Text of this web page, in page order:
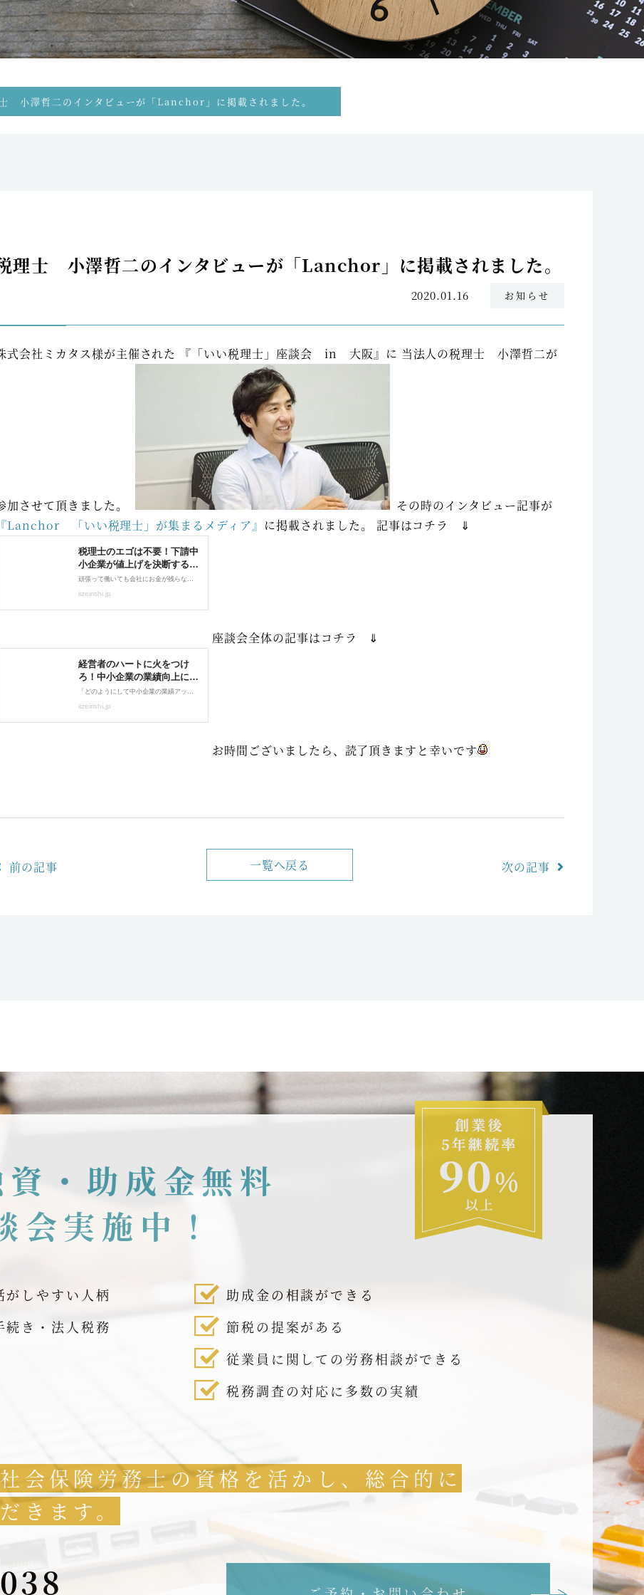
小澤哲二のインタビューが「Lanchor」に掲載されました。
理士 小澤哲二のインタビューが「Lanchor」に掲載されました。
2020.01.16 お知らせ
式会社ミカタス様が主催された 『「いい税理士」座談会 in 大阪』に 当法人の税理士 小澤哲二が
加させて頂きました。
その時のインタビュー記事が
『Lanchor 「いい税理士」が集まるメディア』 に掲載されました。 記事はコチラ ⇓
座談会全体の記事はコチラ ⇓
お時間ございましたら、読了頂きますと幸いです
前の記事 一覧へ戻る 次の記事
・助成金無料
実施中！
しやすい人柄
続き・法人税務
助成金の相談ができる
節税の提案がある
従業員に関しての労務相談ができる
税務調査の対応に多数の実績
会保険労務士の資格を活かし、総合的に
きます。